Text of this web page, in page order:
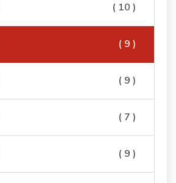
( 10 )
( 9 )
( 9 )
( 7 )
( 9 )